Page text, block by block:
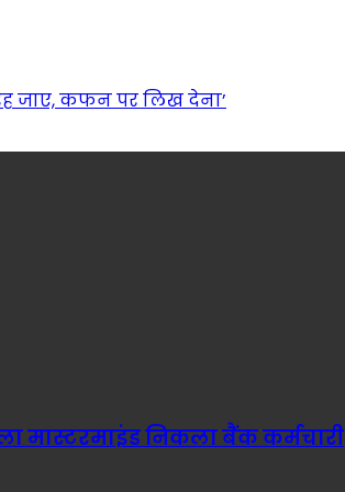
जाए, कफन पर लिख देना’
मास्टरमाइंड निकला बैंक कर्मचारी